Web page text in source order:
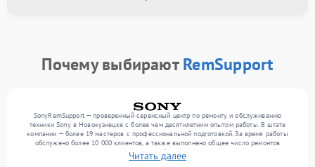
Почему выбираютRemSupport
SonyRemSupport — проверенный сервисный центр по ремонту и обслуживанию
техники Sony в Новокузнецке с более чем десятилетним опытом работы. В штате
компании — более 19 мастеров с профессиональной подготовкой. За время работы
обслужено более 10 000 клиентов, а также выполнено общее число ремонтов
превысило 12 000. Ежемесячно в сервисный центр поступает более 300 устройств,
включая , , . Мы работаем с широким спектром неисправностей и предлагаем
Читать далее